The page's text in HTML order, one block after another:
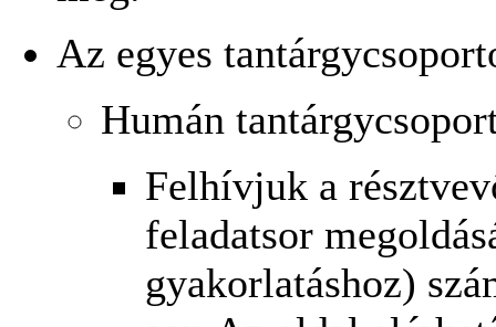
Az egyes
Humán
Felhívjuk a
feladatsor
gyakorlatáshoz)